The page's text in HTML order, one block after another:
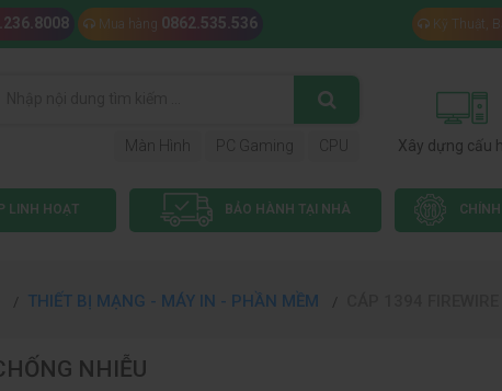
Mua hàng 0862.535.536 Kỹ Thuật,
Màn Hình PC Gaming CPU Xây dựng cấu
LINH HOẠT BẢO HÀNH TẠI NHÀ
THIẾT BỊ MẠNG - MÁY IN - PHẦN MỀM
NHIỄU